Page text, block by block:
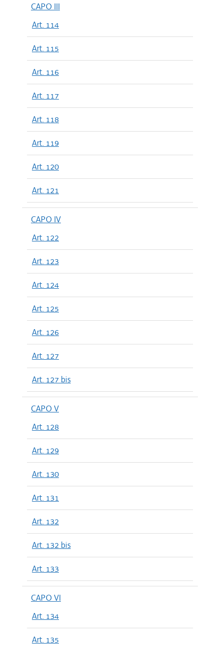
CAPO III
Art. 114
Art. 115
Art. 116
Art. 117
Art. 118
Art. 119
Art. 120
Art. 121
CAPO IV
Art. 122
Art. 123
Art. 124
Art. 125
Art. 126
Art. 127
Art. 127 bis
CAPO V
Art. 128
Art. 129
Art. 130
Art. 131
Art. 132
Art. 132 bis
Art. 133
CAPO VI
Art. 134
Art. 135